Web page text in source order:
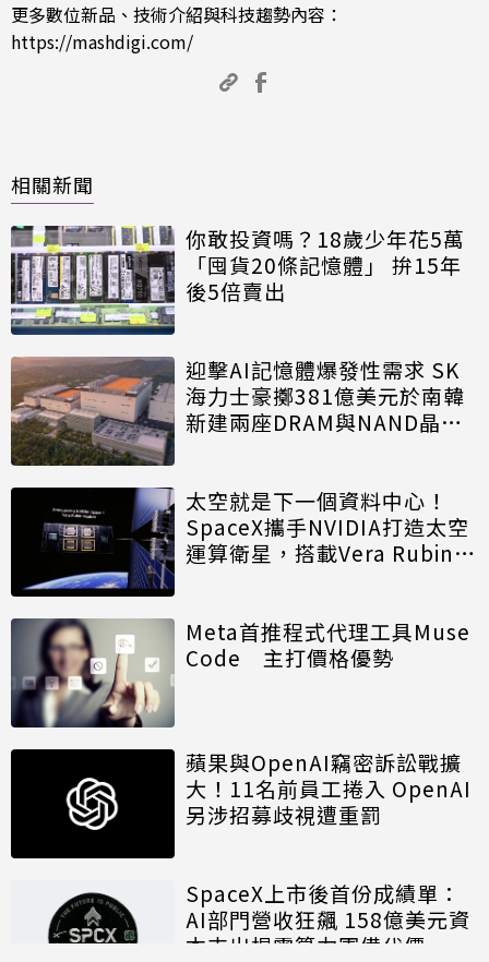
更多數位新品、技術介紹與科技趨勢內容：
https://mashdigi.com/
相關新聞
你敢投資嗎？18歲少年花5萬
「囤貨20條記憶體」 拚15年
後5倍賣出
迎擊AI記憶體爆發性需求 SK
海力士豪擲381億美元於南韓
新建兩座DRAM與NAND晶圓
太空就是下一個資料中心！
SpaceX攜手NVIDIA打造太空
運算衛星，搭載Vera Rubin運
Meta首推程式代理工具Muse
Code 主打價格優勢
蘋果與OpenAI竊密訴訟戰擴
大！11名前員工捲入 OpenAI
另涉招募歧視遭重罰
SpaceX上市後首份成績單：
AI部門營收狂飆 158億美元資
本支出揭露算力軍備代價